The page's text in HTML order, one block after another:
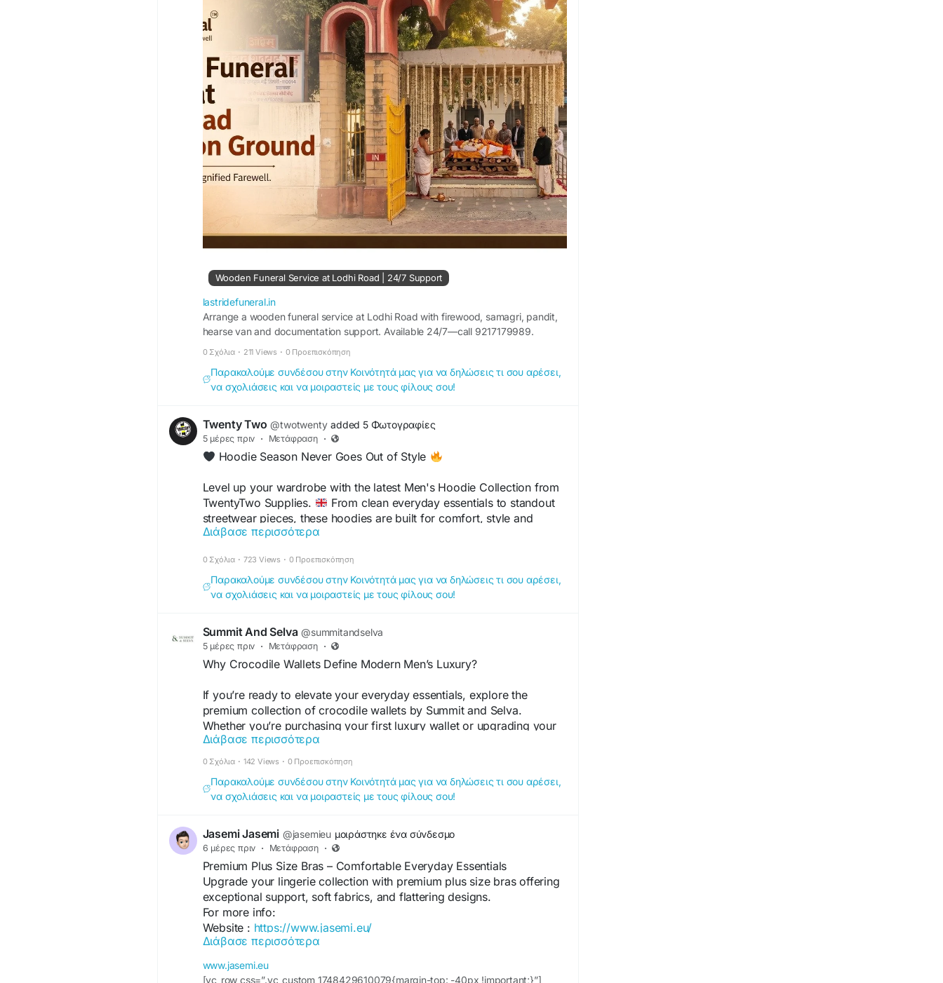
Wooden Funeral Service at Lodhi Road | 24/7 Support
lastridefuneral.in
Arrange a wooden funeral service at Lodhi Road with firewood, samagri, pandit,
hearse van and documentation support. Available 24/7—call 9217179989.
0 Σχόλια · 211 Views · 0 Προεπισκόπηση
Παρακαλούμε συνδέσου στην Κοινότητά μας για να δηλώσεις τι σου αρέσει,
να σχολιάσεις και να μοιραστείς με τους φίλους σου!
Twenty Two @twotwenty added 5 Φωτογραφίες
5 μέρες πριν · Μετάφραση ·
Hoodie Season Never Goes Out of Style
Level up your wardrobe with the latest Men's Hoodie Collection from
TwentyTwo Supplies.
From clean everyday essentials to standout
streetwear pieces, these hoodies are built for comfort, style and
effortless layering. Whether you're heading into the city, meeting
waiting.
Shop authentic streetwear now
#TwentyTwoSupplies #MensHoodies
#MensFashionUK
#HoodieSeason #StreetwearCulture
#FashionUK #AuthenticStreetwear #MensStyle #ShopUK
Διάβασε περισσότερα
0 Σχόλια · 723 Views · 0 Προεπισκόπηση
Παρακαλούμε συνδέσου στην Κοινότητά μας για να δηλώσεις τι σου αρέσει,
να σχολιάσεις και να μοιραστείς με τους φίλους σου!
Summit And Selva @summitandselva
5 μέρες πριν · Μετάφραση ·
Why Crocodile Wallets Define Modern Men’s Luxury?
If you’re ready to elevate your everyday essentials, explore the
premium collection of crocodile wallets by Summit and Selva.
Whether you’re purchasing your first luxury wallet or upgrading your
collection, you’ll appreciate the craftsmanship, quality, and
sophistication that every piece delivers.
For more visit -https://bookmarkforu.store/why-crocodile-wallets-
define-modern-mens-luxury/
Διάβασε περισσότερα
0 Σχόλια · 142 Views · 0 Προεπισκόπηση
Παρακαλούμε συνδέσου στην Κοινότητά μας για να δηλώσεις τι σου αρέσει,
να σχολιάσεις και να μοιραστείς με τους φίλους σου!
Jasemi Jasemi @jasemieu μοιράστηκε ένα σύνδεσμο
6 μέρες πριν · Μετάφραση ·
Premium Plus Size Bras – Comfortable Everyday Essentials
Upgrade your lingerie collection with premium plus size bras offering
exceptional support, soft fabrics, and flattering designs.
For more info:
Website : https://www.jasemi.eu/
Contact Us :+35799100337
Address:14 Anexartisia Street 3036 Limassol, Cyprus
Facebook :https://www.facebook.com/JasemiCyprus/
Διάβασε περισσότερα
www.jasemi.eu
[vc_row css=”.vc_custom_1748429610079{margin-top: -40px !important;}”]